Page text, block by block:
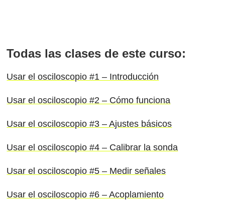
Todas las clases de este curso:
Usar el osciloscopio #1 – Introducción
Usar el osciloscopio #2 – Cómo funciona
Usar el osciloscopio #3 – Ajustes básicos
Usar el osciloscopio #4 – Calibrar la sonda
Usar el osciloscopio #5 – Medir señales
Usar el osciloscopio #6 – Acoplamiento